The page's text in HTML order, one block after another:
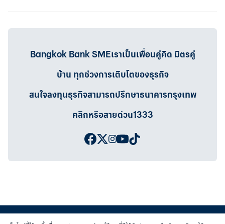
Bangkok Bank SMEเราเป็นเพื่อนคู่คิด มิตรคู่
บ้าน ทุกช่วงการเติบโตของธุรกิจ
สนใจลงทุนธุรกิจสามารถปรึกษาธนาคารกรุงเทพ
คลิกหรือสายด่วน1333